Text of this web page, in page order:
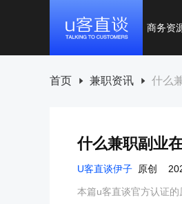
商务资
首页 兼职资讯 什么
什么兼职副业
U客直谈伊子 原创
本篇u客直谈官方认证的